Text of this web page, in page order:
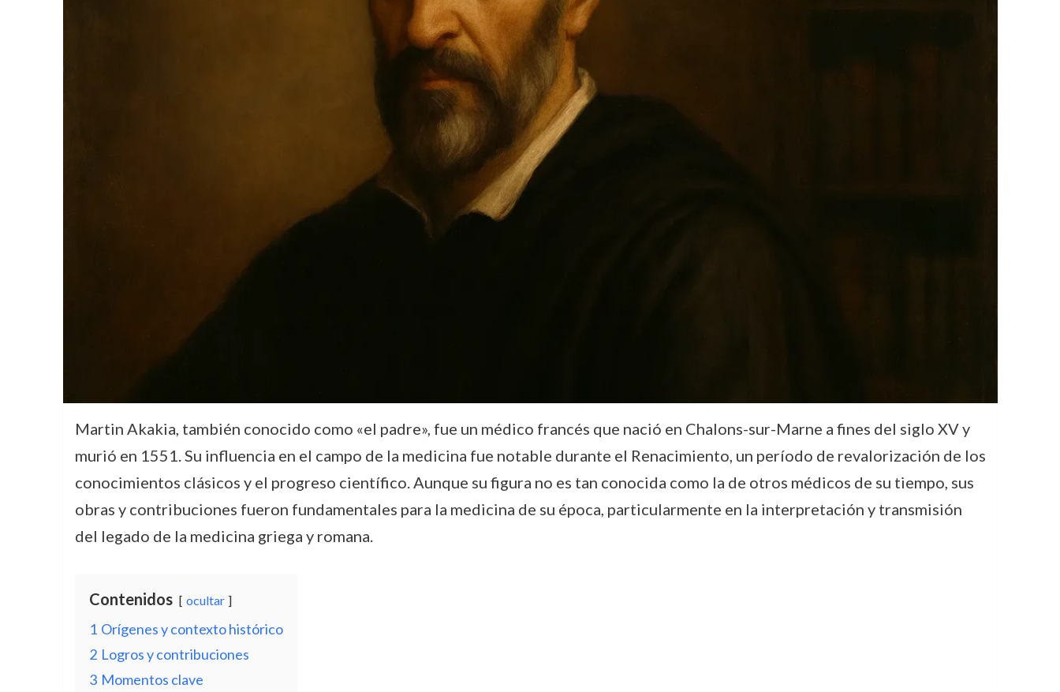
Martin Akakia, también conocido como «el padre», fue un médico francés que nació en Chalons-sur-Marne a fines del siglo XV y
murió en 1551. Su influencia en el campo de la medicina fue notable durante el Renacimiento, un período de revalorización de los
conocimientos clásicos y el progreso científico. Aunque su figura no es tan conocida como la de otros médicos de su tiempo, sus
obras y contribuciones fueron fundamentales para la medicina de su época, particularmente en la interpretación y transmisión
del legado de la medicina griega y romana.
Contenidos ocultar
1 Orígenes y contexto histórico
2 Logros y contribuciones
3 Momentos clave